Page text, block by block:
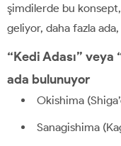
şimdilerde bu
geliyor, daha fazla
“Kedi Adası” veya
ada bulunuyor
Okishima
Sanagishima